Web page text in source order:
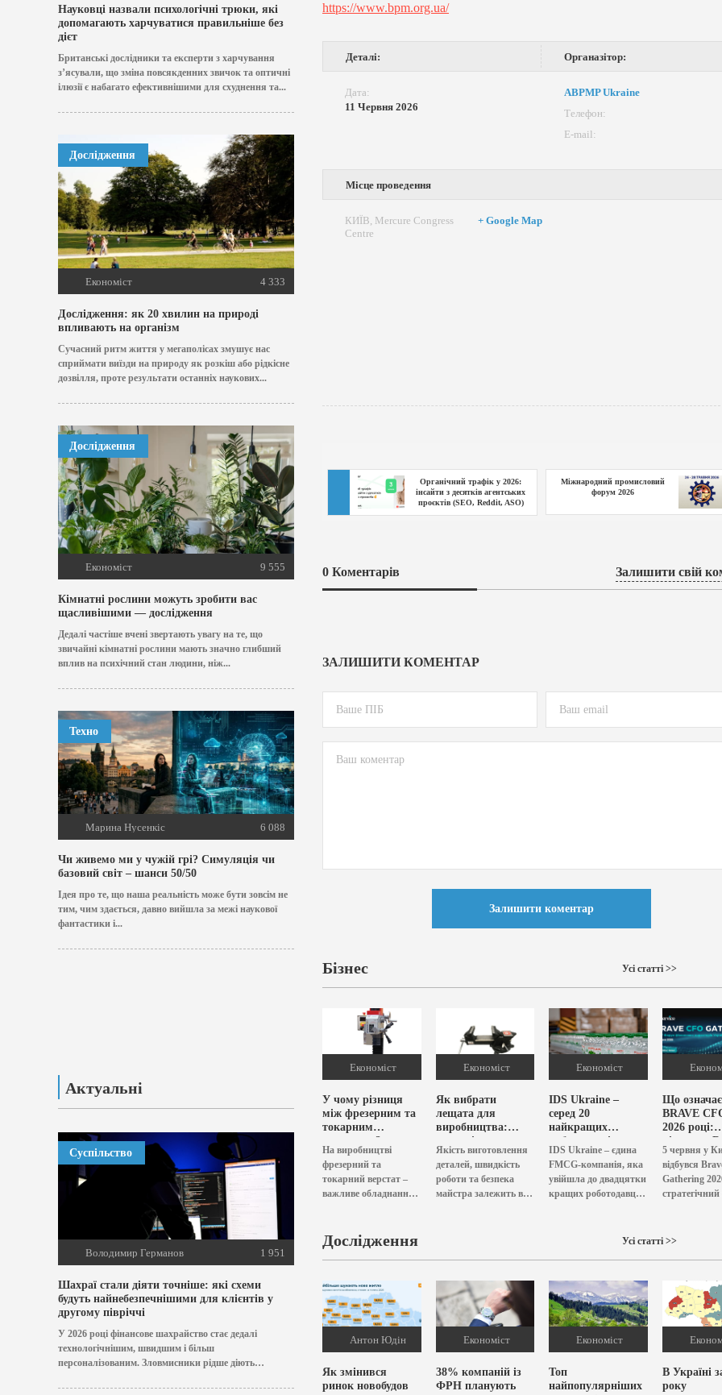
Науковці назвали психологічні трюки, які
допомагають харчуватися правильніше без
дієт
Британські дослідники та експерти з харчування
з’ясували, що зміна повсякденних звичок та оптичні
ілюзії є набагато ефективнішими для схуднення та...
Дослідження
Економіст 4 333
Дослідження: як 20 хвилин на природі
впливають на організм
Сучасний ритм життя у мегаполісах змушує нас
сприймати виїзди на природу як розкіш або рідкісне
дозвілля, проте результати останніх наукових...
Дослідження
Економіст 9 555
Кімнатні рослини можуть зробити вас
щасливішими — дослідження
Дедалі частіше вчені звертають увагу на те, що
звичайні кімнатні рослини мають значно глибший
вплив на психічний стан людини, ніж...
Техно
Марина Нусенкіс 6 088
Чи живемо ми у чужій грі? Симуляція чи
базовий світ – шанси 50/50
Ідея про те, що наша реальність може бути зовсім не
тим, чим здається, давно вийшла за межі наукової
фантастики і...
Актуальні
Суспільство
Володимир Германов 1 951
Шахраї стали діяти точніше: які схеми
будуть найнебезпечнішими для клієнтів у
другому півріччі
У 2026 році фінансове шахрайство стає дедалі
технологічнішим, швидшим і більш
персоналізованим. Зловмисники рідше діють
https://www.bpm.org.ua/
Деталі:
Дата:
11 Червня 2026
Органазітор:
ABPMP Ukraine
Телефон:
Е-mail:
Місце проведення
КИЇВ, Mercure Congress
Centre
+ Google Map
Органічний трафік у 2026:
інсайти з десятків агентських
проєктів (SEO, Reddit, ASO)
Міжнародний промисловий
форум 2026
0 Коментарів Залишити свій
ЗАЛИШИТИ КОМЕНТАР
Залишити коментар
Бізнес Усі статті >>
Економіст 1 159
У чому різниця
між фрезерним та
токарним
верстатом?
На виробництві
фрезерний та
токарний верстат –
важливе обладнання.
фрезерний верстат в
комплекті з
Економіст 824
Як вибрати
лещата для
виробництва:
основні
рекомендації?
Якість виготовлення
деталей, швидкість
роботи та безпека
майстра залежить від
Економіст
IDS Ukraine –
серед 20
найкращих
роботодавців для
ветеранів
IDS Ukraine – єдина
FMCG-компанія, яка
увійшла до двадцятки
кращих роботодавців
Видання визначило
Що
BRAVE
2026 році:
підсумки
CFO
5 червня у
відбувся
Gathering
стратегічний
від FAService,
Дослідження Усі статті >>
Антон Юдін 1 203
Як змінився
ринок новобудов
Економіст 1 385
38% компаній із
ФРН планують
Економіст
Топ
найпопулярніших
В Україні
року